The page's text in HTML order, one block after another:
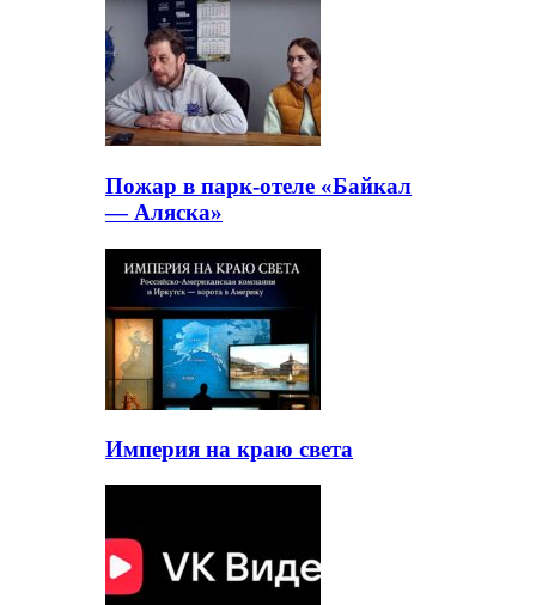
Пожар в парк-отеле «Байкал
— Аляска»
Империя на краю света